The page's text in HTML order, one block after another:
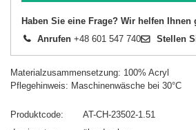
Haben Sie eine Frage? Wir helfen Ihnen
Anrufen +48 601 547 740 Stellen
Materialzusammensetzung: 100% Acryl
Pflegehinweis: Maschinenwäsche bei 30°C
Produktcode
AT-CH-23502-1.51